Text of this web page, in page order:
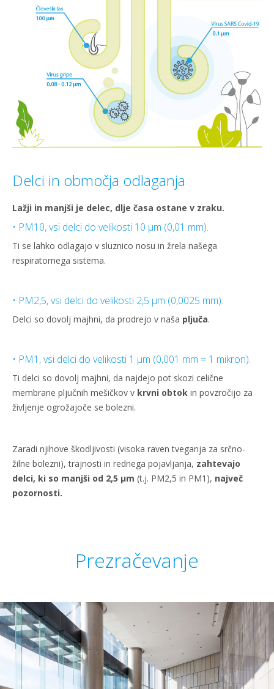
Delci in območja odlaganja
Lažji in manjši je delec, dlje časa ostane v zraku.
• PM10, vsi delci do velikosti 10 µm (0,01 mm).
Ti se lahko odlagajo v sluznico nosu in žrela našega
respiratornega sistema.
• PM2,5, vsi delci do velikosti 2,5 µm (0,0025 mm).
Delci so dovolj majhni, da prodrejo v naša pljuča.
• PM1, vsi delci do velikosti 1 µm (0,001 mm = 1 mikron).
Ti delci so dovolj majhni, da najdejo pot skozi celične
membrane pljučnih mešičkov v krvni obtok in povzročijo za
življenje ogrožajoče se bolezni.
Zaradi njihove škodljivosti (visoka raven tveganja za srčno-
žilne bolezni), trajnosti in rednega pojavljanja, zahtevajo
delci, ki so manjši od 2,5 μm (t.j. PM2,5 in PM1), največ
pozornosti.
Prezračevanje